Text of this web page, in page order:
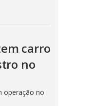
carro
no
operação no